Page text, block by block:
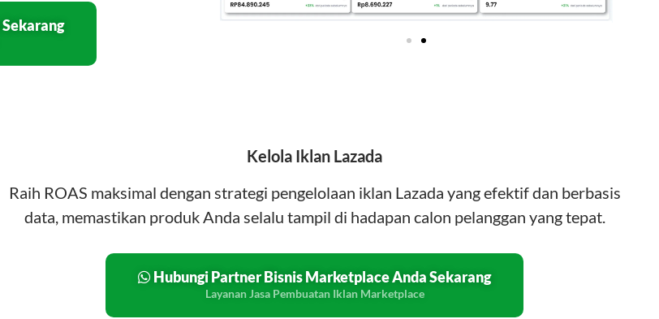
Kelola Iklan Lazada
Raih ROAS maksimal dengan strategi pengelolaan iklan Lazada yang efektif dan berbasis
data, memastikan produk Anda selalu tampil di hadapan calon pelanggan yang tepat.
Hubungi Partner Bisnis Marketplace Anda Sekarang
Layanan Jasa Pembuatan Iklan Marketplace